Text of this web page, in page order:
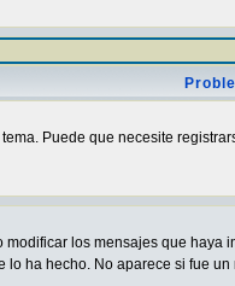
Puede que necesite
los mensajes que
ha hecho. No aparece si fue